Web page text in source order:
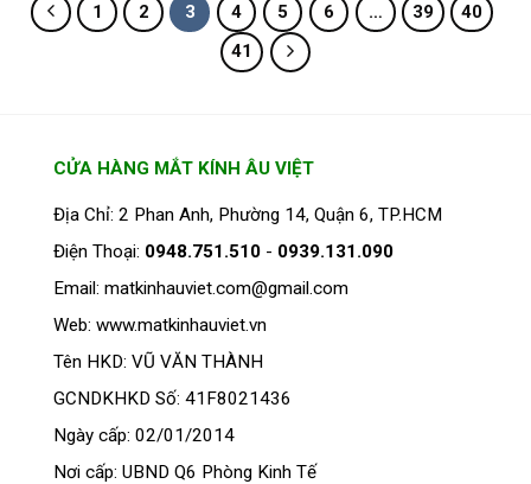
1 2 3 4 5 6 … 39
40
41
CỬA HÀNG MẮT KÍNH ÂU VIỆT
Địa Chỉ: 2 Phan Anh, Phường 14, Quận 6, TP.HCM
Điện Thoại: 0948.751.510 - 0939.131.090
Email: matkinhauviet.com@gmail.com
Web: www.matkinhauviet.vn
Tên HKD: VŨ VĂN THÀNH
GCNDKHKD Số: 41F8021436
Ngày cấp: 02/01/2014
Nơi cấp: UBND Q6 Phòng Kinh Tế